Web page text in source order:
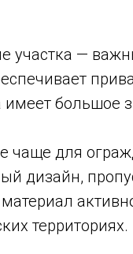
участка —
имеет большое
чаще для
дизайн,
территориях.